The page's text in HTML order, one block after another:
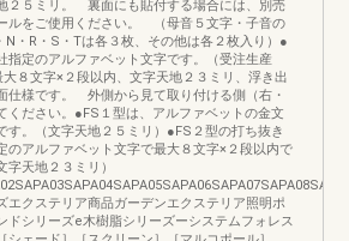
２５ミリ。 裏面にも貼付する場合には、別売
ルをご使用ください。 （母音５文字・子音の
N・R・S・Tは各３枚、その他は各２枚入り）●
指定のアルファベット文字です。（受注生産
８文字×２段以内、文字天地２３ミリ、浮き出
仕様です。 外側から見て取り付ける側（右・
ください。●FS１型は、アルファベットの金文
す。（文字天地２５ミリ）●FS２型の打ち抜き
のアルファベット文字で最大８文字×２段以内で
字天地２３ミリ）
エクステリア商品ガーデンエクステリア照明ポ
ドシリーズe木樹脂シリーズーシステムフォレス